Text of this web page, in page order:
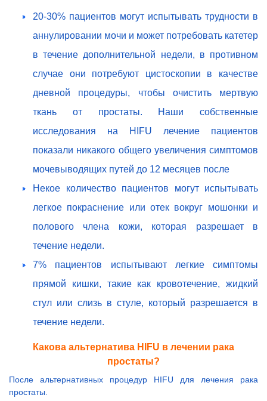
20-30% пациентов могут испытывать трудности в
аннулировании мочи и может потребовать катетер
в течение дополнительной недели, в противном
случае они потребуют цистоскопии в качестве
дневной процедуры, чтобы очистить мертвую
ткань от простаты. Наши собственные
исследования на HIFU лечение пациентов
показали никакого общего увеличения симптомов
мочевыводящих путей до 12 месяцев после
Некое количество пациентов могут испытывать
легкое покраснение или отек вокруг мошонки и
полового члена кожи, которая разрешает в
течение недели.
7% пациентов испытывают легкие симптомы
прямой кишки, такие как кровотечение, жидкий
стул или слизь в стуле, который разрешается в
течение недели.
Какова альтернатива HIFU в лечении рака
простаты?
После альтернативных процедур HIFU для лечения рака
простаты.